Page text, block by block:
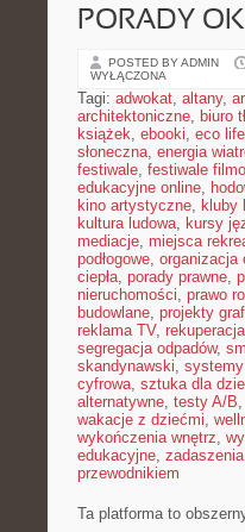
PORADY
POSTED BY ADMIN
WYŁĄCZONA
Tagi: adwokat, altany,
architektoniczne, biuro
książek, ebooki, eco
słoneczna, energia
festiwale, festiwale
edukacyjne online,
kino artystyczne, kluby
kultura ludowa, kursy
mediacje, miejsca
podłogowe, organizacja
ciepła, porady prawne,
nieruchomości, prawo
budowlane, projekty
reklama TV, rekuperacja
segregacja odpadów,
skandynawski,
cyfrowa, sztuka dla
alternatywne, testy A/B,
wakacje z dziećmi,
wykończenia wnętrz,
edukacyjne, zadaszenia
przewodnikiem
Ta platforma to